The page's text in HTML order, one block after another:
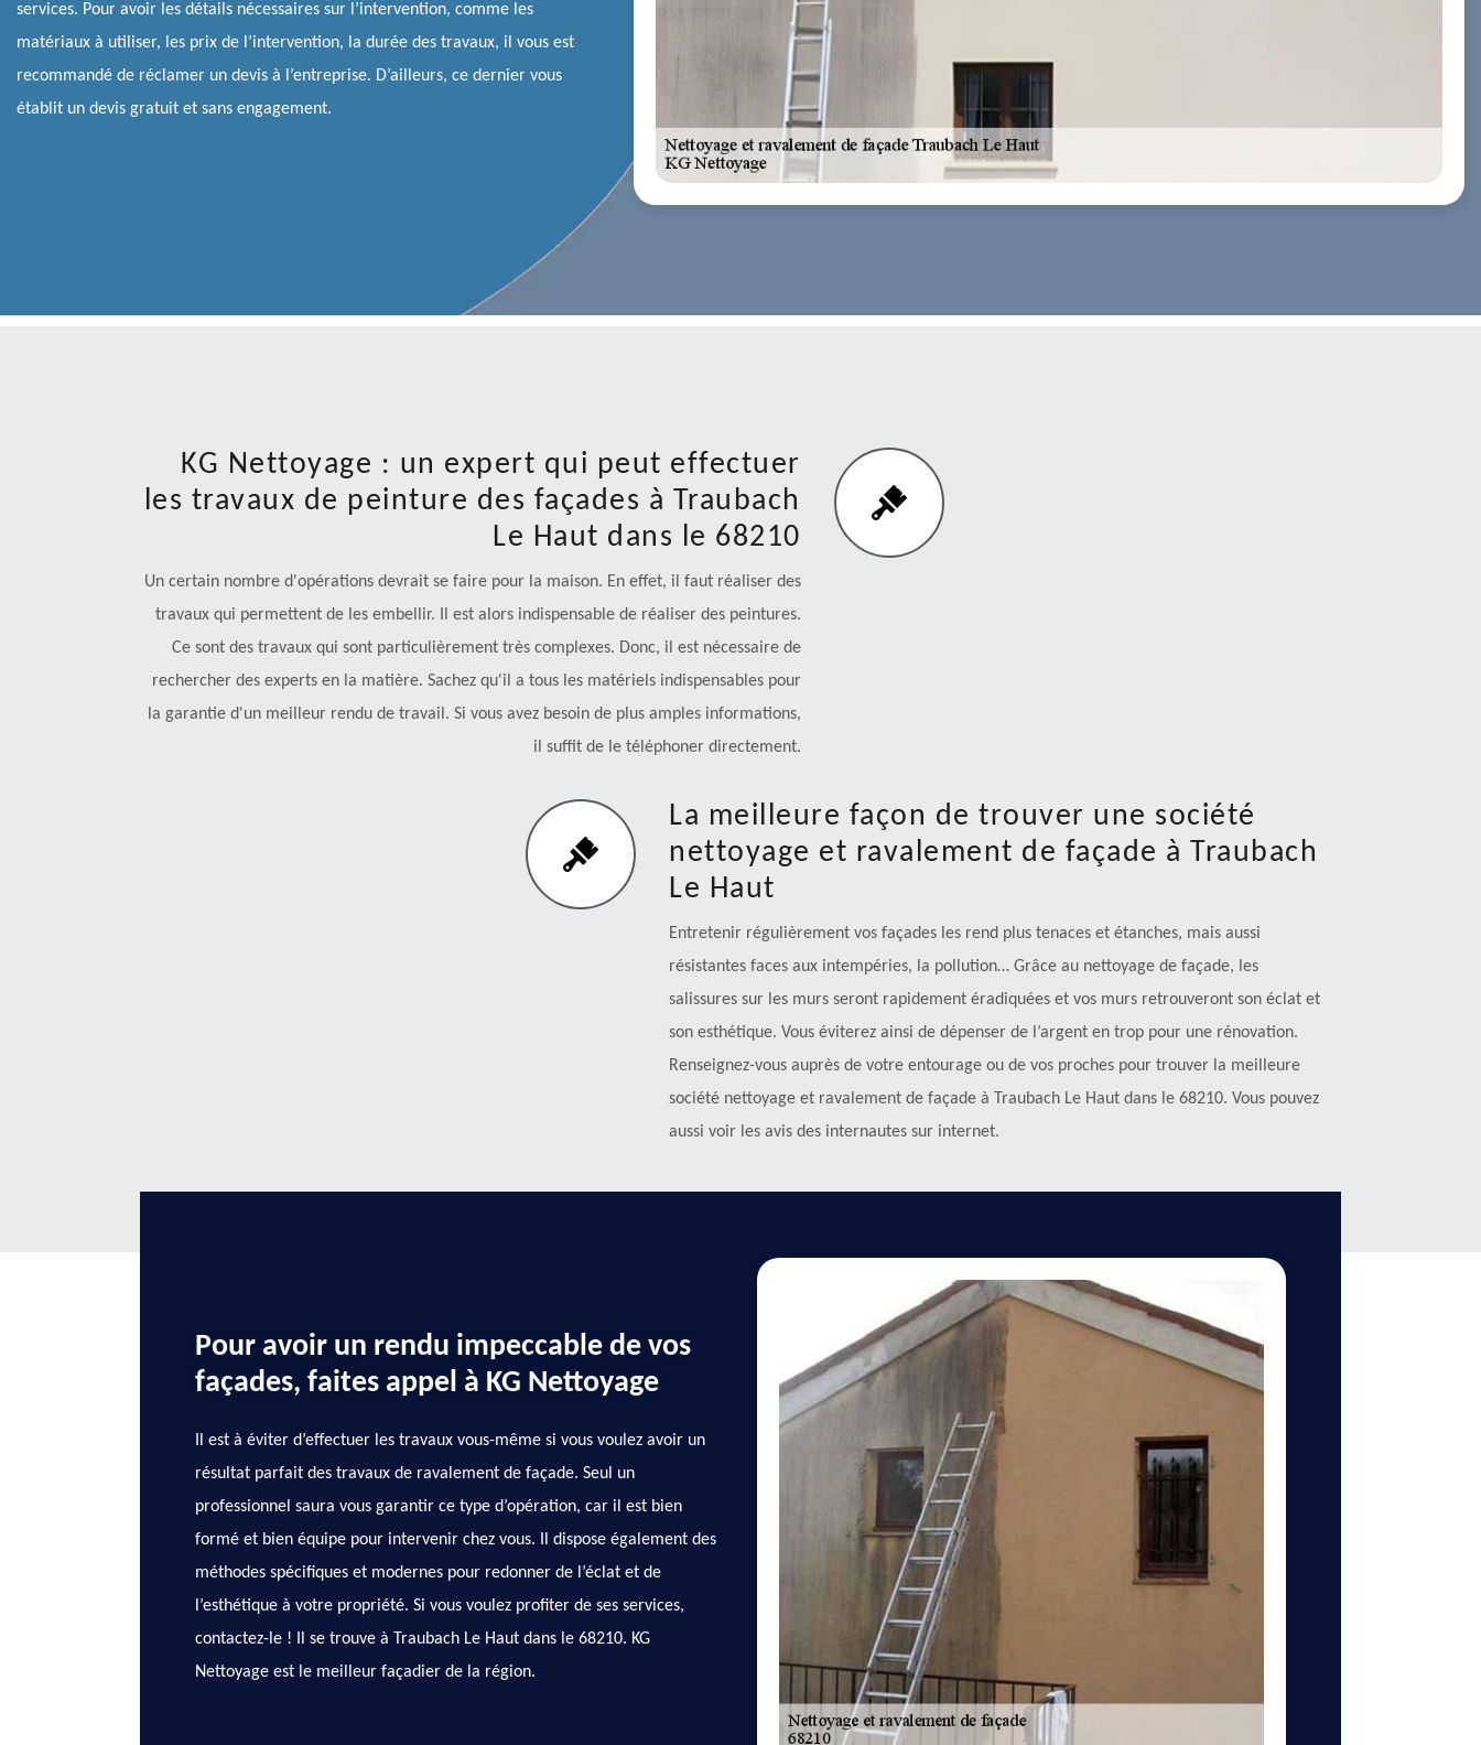
services. Pour avoir les détails nécessaires sur l’intervention, comme les
matériaux à utiliser, les prix de l’intervention, la durée des travaux, il vous est
recommandé de réclamer un devis à l’entreprise. D’ailleurs, ce dernier vous
établit un devis gratuit et sans engagement.
KG Nettoyage : un expert qui peut effectuer
les travaux de peinture des façades à Traubach
Le Haut dans le 68210
Un certain nombre d'opérations devrait se faire pour la maison. En effet, il faut réaliser des
travaux qui permettent de les embellir. Il est alors indispensable de réaliser des peintures.
Ce sont des travaux qui sont particulièrement très complexes. Donc, il est nécessaire de
rechercher des experts en la matière. Sachez qu'il a tous les matériels indispensables pour
la garantie d'un meilleur rendu de travail. Si vous avez besoin de plus amples informations,
il suffit de le téléphoner directement.
La meilleure façon de trouver une société
nettoyage et ravalement de façade à Traubach
Le Haut
Entretenir régulièrement vos façades les rend plus tenaces et étanches, mais aussi
résistantes faces aux intempéries, la pollution… Grâce au nettoyage de façade, les
salissures sur les murs seront rapidement éradiquées et vos murs retrouveront son éclat et
son esthétique. Vous éviterez ainsi de dépenser de l’argent en trop pour une rénovation.
Renseignez-vous auprès de votre entourage ou de vos proches pour trouver la meilleure
société nettoyage et ravalement de façade à Traubach Le Haut dans le 68210. Vous pouvez
aussi voir les avis des internautes sur internet.
Pour avoir un rendu impeccable de vos
façades, faites appel à KG Nettoyage
Il est à éviter d’effectuer les travaux vous-même si vous voulez avoir un
résultat parfait des travaux de ravalement de façade. Seul un
professionnel saura vous garantir ce type d’opération, car il est bien
formé et bien équipe pour intervenir chez vous. Il dispose également des
méthodes spécifiques et modernes pour redonner de l’éclat et de
l’esthétique à votre propriété. Si vous voulez profiter de ses services,
contactez-le ! Il se trouve à Traubach Le Haut dans le 68210. KG
Nettoyage est le meilleur façadier de la région.